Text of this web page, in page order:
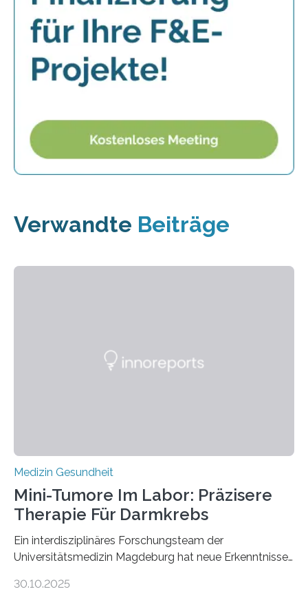
Verwandte Beiträge
Medizin Gesundheit
Mini-Tumore Im Labor: Präzisere
Therapie Für Darmkrebs
Ein interdisziplinäres Forschungsteam der
Universitätsmedizin Magdeburg hat neue Erkenntnisse
behandelt werden kann. In ihrer aktuellen Studie,
30.10.2025